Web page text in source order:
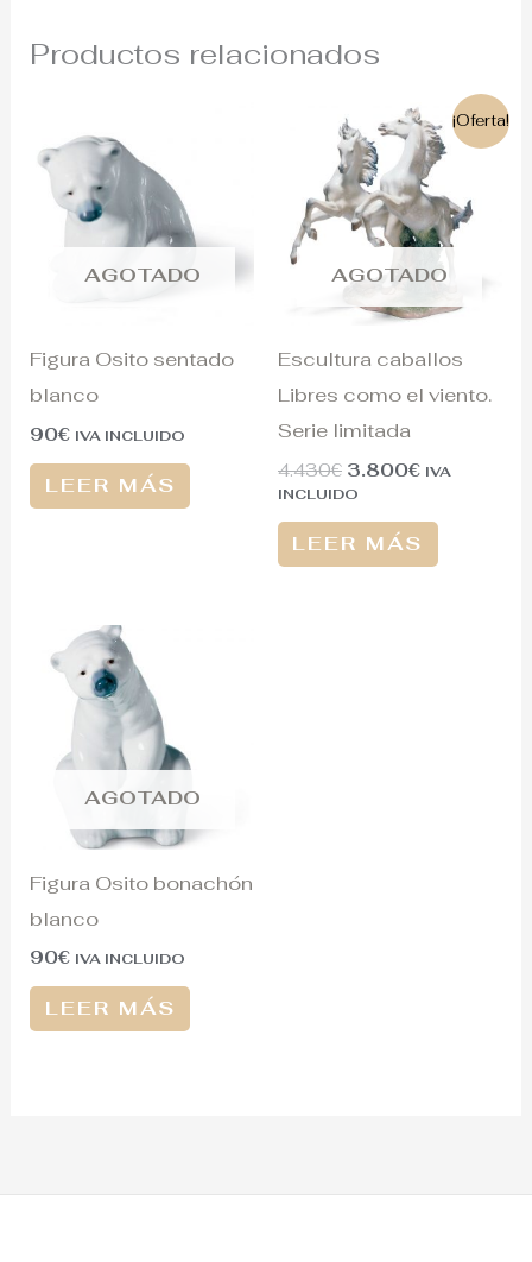
Productos relacionados
AGOTADO
Figura Osito sentado
blanco
90€ IVA INCLUIDO
LEER MÁS
¡Oferta!
AGOTADO
Escultura caballos
Libres como el viento.
Serie limitada
4.430€
precio
original
era:
4.430€.
3.800€
El
precio
actual
es:
3.800€.
IVA
INCLUIDO
LEER MÁS
AGOTADO
Figura Osito bonachón
blanco
90€ IVA INCLUIDO
LEER MÁS